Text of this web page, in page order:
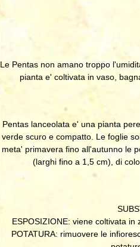
Le Pentas non amano troppo
pianta e' coltivata in vaso,
Pentas lanceolata e' una pianta
verde scuro e compatto. Le foglie
meta' primavera fino all'autunno le
(larghi fino a 1,5 cm), di
ESPOSIZIONE: viene coltivata
POTATURA: rimuovere le